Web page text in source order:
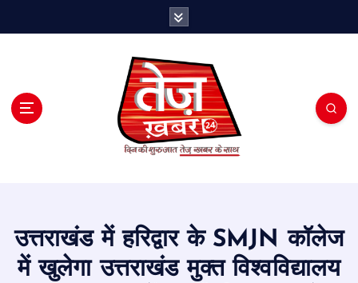
उत्तराखंड में हरिद्वार के SMJN कॉलेज
में खुलेगा उत्तराखंड मुक्त विश्वविद्यालय